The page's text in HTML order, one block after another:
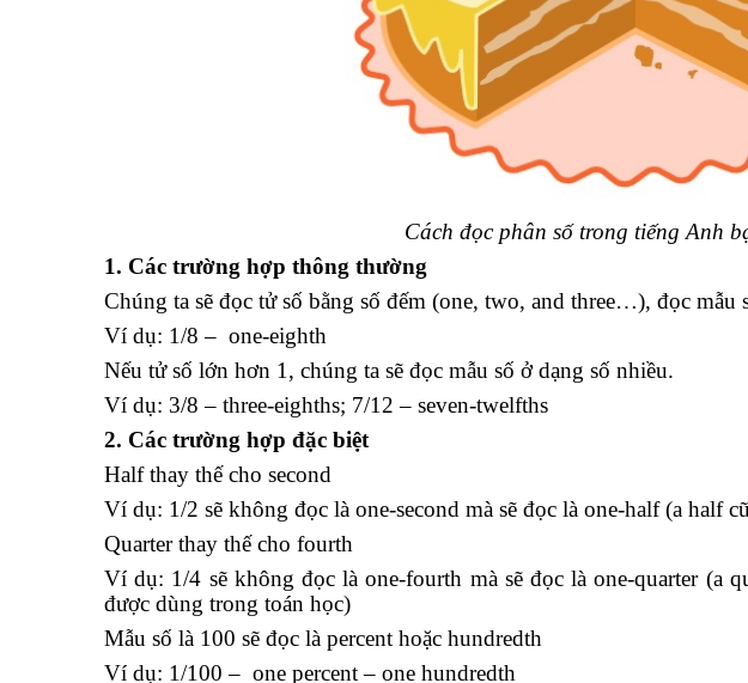
Cách đọc phân số trong tiếng Anh
1. Các trường hợp thông thường
Chúng ta sẽ đọc tử số bằng số đếm (one, two, and three…), đọc
Ví dụ: 1/8 – one-eighth
Nếu tử số lớn hơn 1, chúng ta sẽ đọc mẫu số ở dạng số nhiều.
Ví dụ: 3/8 – three-eighths; 7/12 – seven-twelfths
2. Các trường hợp đặc biệt
Half thay thế cho second
Ví dụ: 1/2 sẽ không đọc là one-second mà sẽ đọc là one-half (a half
Quarter thay thế cho fourth
Ví dụ: 1/4 sẽ không đọc là one-fourth mà sẽ đọc là one-quarter (a
được dùng trong toán học)
Mẫu số là 100 sẽ đọc là percent hoặc hundredth
Ví dụ: 1/100 – one percent – one hundredth